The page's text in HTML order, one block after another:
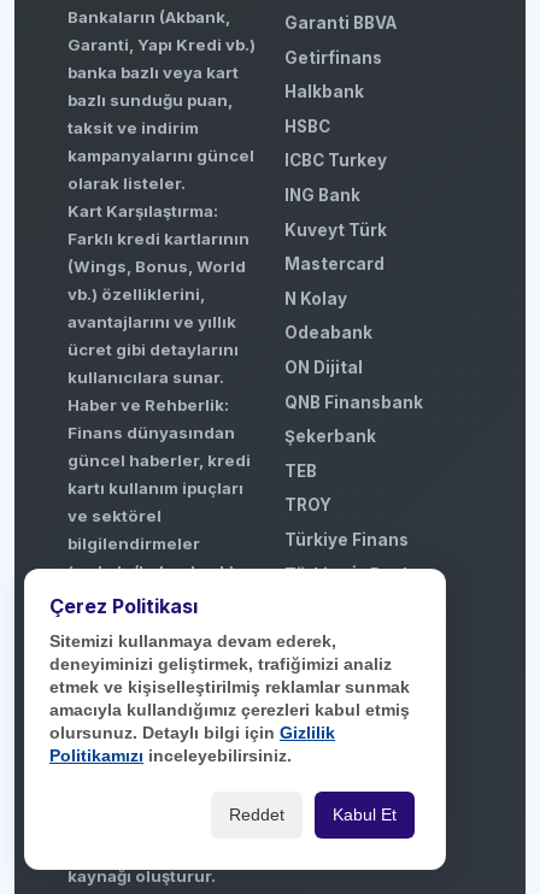
Bankaların (Akbank,
Garanti, Yapı Kredi vb.)
banka bazlı veya kart
bazlı sunduğu puan,
taksit ve indirim
kampanyalarını güncel
olarak listeler.
Kart Karşılaştırma:
Farklı kredi kartlarının
(Wings, Bonus, World
vb.) özelliklerini,
avantajlarını ve yıllık
ücret gibi detaylarını
kullanıcılara sunar.
Haber ve Rehberlik:
Finans dünyasından
güncel haberler, kredi
kartı kullanım ipuçları
ve sektörel
bilgilendirmeler
(makale/haber bazlı)
sağlar.
Kullanıcıların kartlar
ve kampanyalar
hakkında yorum
yapmasına ve
ipuçlarını
kaynağı oluşturur.
Garanti BBVA
Getirfinans
Halkbank
HSBC
ICBC Turkey
ING Bank
Kuveyt Türk
Mastercard
N Kolay
Odeabank
ON Dijital
QNB Finansbank
Şekerbank
TEB
TROY
Türkiye Finans
Türkiye İş Bankası
Vakıfbank
Visa
Yapı Kredi Bankası
Ziraat Bankası
Çerez Politikası
Sitemizi kullanmaya devam ederek,
deneyiminizi geliştirmek, trafiğimizi analiz
etmek ve kişiselleştirilmiş reklamlar sunmak
amacıyla kullandığımız çerezleri kabul etmiş
olursunuz. Detaylı bilgi için Gizlilik
Politikamızı inceleyebilirsiniz.
Reddet Kabul Et